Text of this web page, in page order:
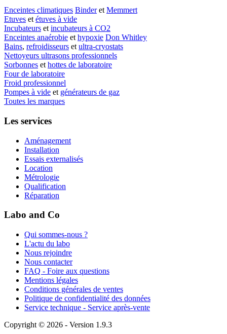
Enceintes climatiques Binderet Memmert
Etuves et étuves à vide
Incubateurs et incubateurs à CO2
Enceintes anaérobie et hypoxie Don Whitley
Bains, refroidisseurs et ultra-cryostats
Nettoyeurs ultrasons professionnels
Sorbonnes et hottes de laboratoire
Four de laboratoire
Froid professionnel
Pompes à vide et générateurs de gaz
Toutes les marques
Les services
Aménagement
Installation
Essais externalisés
Location
Métrologie
Qualification
Réparation
Labo and Co
Qui sommes-nous ?
L'actu du labo
Nous rejoindre
Nous contacter
FAQ - Foire aux questions
Mentions légales
Conditions générales de ventes
Politique de confidentialité des données
Service technique - Service après-vente
Copyright © 2026 - Version 1.9.3